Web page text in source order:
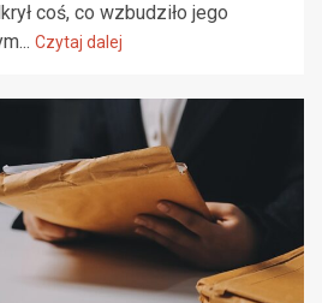
coś, co wzbudziło jego
Czytaj dalej